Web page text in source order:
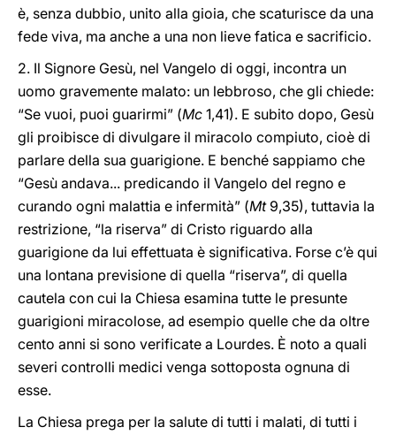
è, senza dubbio, unito alla gioia, che scaturisce da una
fede viva, ma anche a una non lieve fatica e sacrificio.
2. Il Signore Gesù, nel Vangelo di oggi, incontra un
uomo gravemente malato: un lebbroso, che gli chiede:
“Se vuoi, puoi guarirmi” (Mc 1,41). E subito dopo, Gesù
gli proibisce di divulgare il miracolo compiuto, cioè di
parlare della sua guarigione. E benché sappiamo che
“Gesù andava... predicando il Vangelo del regno e
curando ogni malattia e infermità” (Mt9,35), tuttavia la
restrizione, “la riserva” di Cristo riguardo alla
guarigione da lui effettuata è significativa. Forse c’è qui
una lontana previsione di quella “riserva”, di quella
cautela con cui la Chiesa esamina tutte le presunte
guarigioni miracolose, ad esempio quelle che da oltre
cento anni si sono verificate a Lourdes. È noto a quali
severi controlli medici venga sottoposta ognuna di
esse.
La Chiesa prega per la salute di tutti i malati, di tutti i